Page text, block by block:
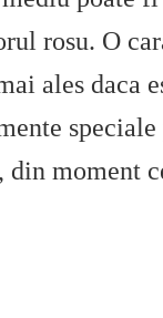
rosu. O
ales daca
din moment